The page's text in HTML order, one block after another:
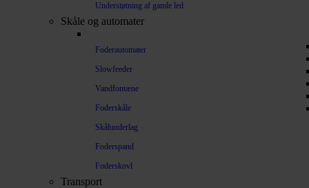
Understøtning af gamle led
Skåle og automater
Foderautomater
Slowfeeder
Vandfontæne
Foderskåle
Skålunderlag
Foderspand
Foderskovl
Transport